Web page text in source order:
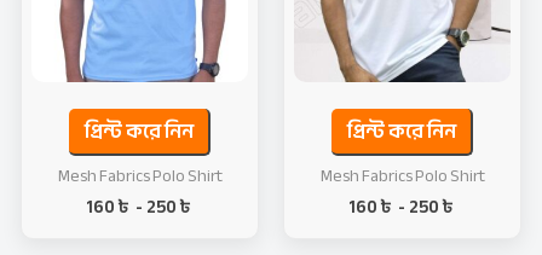
প্রিন্ট করে নিন
Mesh Fabrics Polo Shirt
160৳ -250৳
প্রিন্ট করে নিন
Mesh Fabrics Polo Shirt
160৳ -250৳